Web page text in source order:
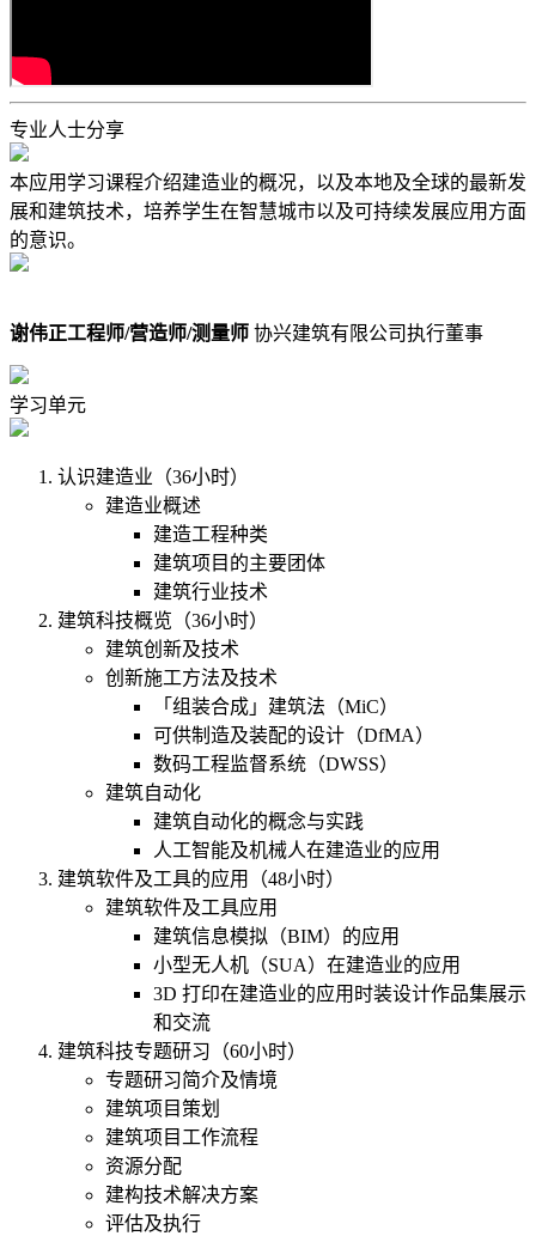
专业人士分享
本应用学习课程介绍建造业的概况，以及本地及全球的最新发
展和建筑技术，培养学生在智慧城市以及可持续发展应用方面
的意识。
谢伟正工程师/营造师/测量师 协兴建筑有限公司执行董事
学习单元
认识建造业（36小时）
建造业概述
建造工程种类
建筑项目的主要团体
建筑行业技术
建筑科技概览（36小时）
建筑创新及技术
创新施工方法及技术
「组装合成」建筑法（MiC）
可供制造及装配的设计（DfMA）
数码工程监督系统（DWSS）
建筑自动化
建筑自动化的概念与实践
人工智能及机械人在建造业的应用
建筑软件及工具的应用（48小时）
建筑软件及工具应用
建筑信息模拟（BIM）的应用
小型无人机（SUA）在建造业的应用
3D 打印在建造业的应用时装设计作品集展示
和交流
建筑科技专题研习（60小时）
专题研习简介及情境
建筑项目策划
建筑项目工作流程
资源分配
建构技术解决方案
评估及执行